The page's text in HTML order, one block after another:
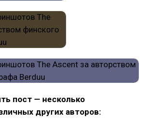
пост — несколько
других авторов: